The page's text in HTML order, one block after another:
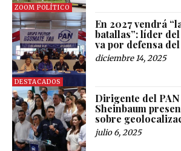
ZOOM POLÍTICO
DESTACADOS
En 2027 vendrá
batallas”: líder
va por defensa
diciembre 14, 2025
Dirigente del PAN
Sheinbaum
sobre
julio 6, 2025